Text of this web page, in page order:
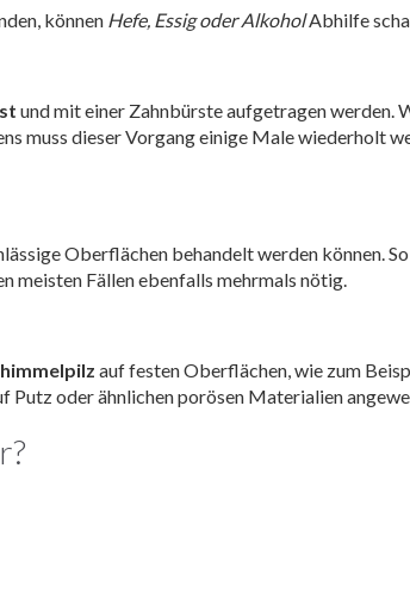
können Hefe, Essig oder AlkoholAbhilfe
und mit einer Zahnbürste aufgetragen werden.
muss dieser Vorgang einige Male wiederholt
Oberflächen behandelt werden können.
meisten Fällen ebenfalls mehrmals nötig.
auf festen Oberflächen, wie zum
Putz oder ähnlichen porösen Materialien